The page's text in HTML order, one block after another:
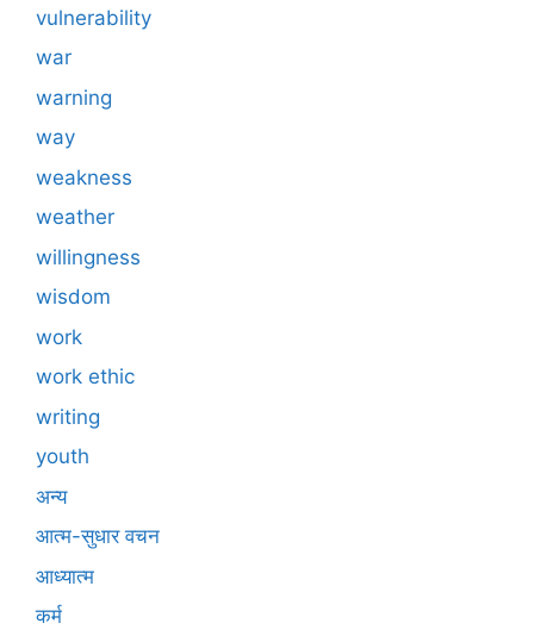
vulnerability
war
warning
way
weakness
weather
willingness
wisdom
work
work ethic
writing
youth
अन्य
आत्म-सुधार वचन
आध्यात्म
कर्म